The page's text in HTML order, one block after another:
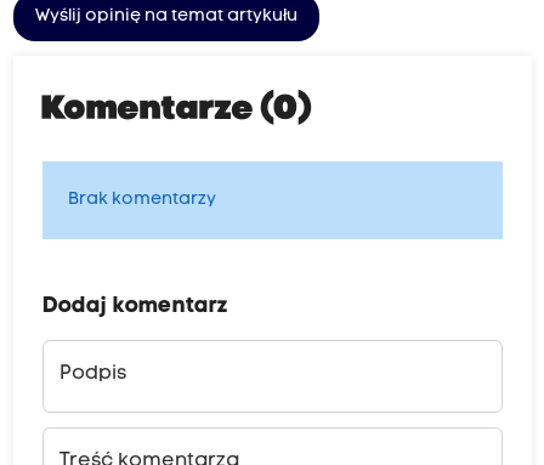
Wyślij opinię na temat artykułu
Komentarze (0)
Brak komentarzy
Dodaj komentarz
Podpis